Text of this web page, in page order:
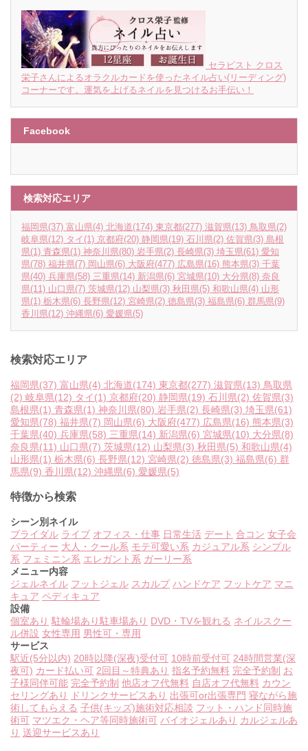
セラピスト クロス
栄子さんによるオラクルカードを使ったネイル占い(リーディング)
コーナーです。運気を上げるネイルを見つけるお手伝い！
Facebook
検索対応エリア
福岡県(37) 富山県(4) 北海道(174) 東京都(277) 滋賀県(13) 鳥取県(2)
岐阜県(12) タイ (1) 京都府(20) 静岡県(19) 石川県(2) 佐賀県(3) 島根
県(1) 青森県(1) 神奈川県(80) 岩手県(2) 長崎県(3) 埼玉県(61) 愛知
県(78) 福井県(7) 岡山県(6) 大阪府(477) 広島県(16) 熊本県(3) 千葉
県(40) 兵庫県(58) 三重県(14) 新潟県(6) 宮城県(10) 大分県(8) 奈良
県(11) 山口県(7) 茨城県(12) 山梨県(3) 秋田県(5) 和歌山県(4) 山形
県(1) 栃木県(6) 長野県(12) 宮崎県(2) 徳島県(3) 福島県(6) 群馬県(9)
香川県(12) 沖縄県(6) 愛媛県(5)
検索対応エリア
福岡県(37) 富山県(4) 北海道(174) 東京都(277) 滋賀県(13) 鳥取県
(2) 岐阜県(12) タイ(1) 京都府(20) 静岡県(19) 石川県(2) 佐賀県(3)
島根県(1) 青森県(1) 神奈川県(80) 岩手県(2) 長崎県(3) 埼玉県(61)
愛知県(78) 福井県(7) 岡山県(6) 大阪府(477) 広島県(16) 熊本県(3)
千葉県(40) 兵庫県(58) 三重県(14) 新潟県(6) 宮城県(10) 大分県(8)
奈良県(11) 山口県(7) 茨城県(12) 山梨県(3) 秋田県(5) 和歌山県(4)
山形県(1) 栃木県(6) 長野県(12) 宮崎県(2) 徳島県(3) 福島県(6) 群
馬県(9) 香川県(12) 沖縄県(6) 愛媛県(5)
特徴から検索
シーン別ネイル
ブライダル ライブ オフィス・仕事 日常生活 デート 合コン 女子会
パーティー 大人・クール系 モテ可愛い系 カジュアル系 シンプル
系 フェミニン系 エレガント系 ガーリー系
メニュー内容
ジェルネイル フットジェル スカルプ ハンドケア フットケア マニ
キュア ペディキュア
設備
個室あり 駐輪場あり駐車場あり DVD・TVを観れる ネイルスクー
ル併設 女性専用 男性可・専用
サービス
駅近(5分以内) 20時以降(深夜)受付可 10時前受付可 24時間営業(深
夜可) カード払い可 2回目～特典あり 指名予約無料 完全予約制 お
子様同伴可能 完全予約制 他店オフ代無料 自店オフ代無料 カウン
セリングあり
ドリンクサービスあり 出張可or出張専門 寝ながら施
術してもらえる 子供(キッズ)施術対応相談 フット・ハンド同時施
術可 マツエク・ヘア等同時施術可 バイオジェルあり カルジェルあ
り 送迎サービスあり